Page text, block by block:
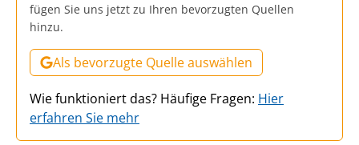
fügen Sie uns jetzt zu Ihren bevorzugten Quellen
hinzu.
Als bevorzugte Quelle auswählen
Wie funktioniert das? Häufige Fragen: Hier
erfahren Sie mehr